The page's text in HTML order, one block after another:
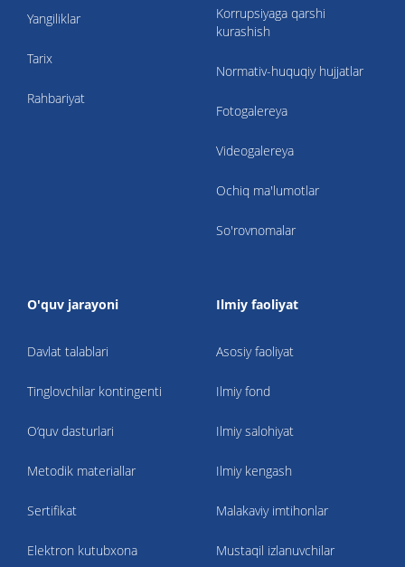
Yangiliklar
Tarix
Rahbariyat
Korrupsiyaga qarshi
kurashish
Normativ-huquqiy hujjatlar
Fotogalereya
Videogalereya
Ochiq ma'lumotlar
So'rovnomalar
O'quv jarayoni
Davlat talablari
Tinglovchilar kontingenti
O‘quv dasturlari
Metodik materiallar
Sertifikat
Elektron kutubxona
Ilmiy faoliyat
Asosiy faoliyat
Ilmiy fond
Ilmiy salohiyat
Ilmiy kengash
Malakaviy imtihonlar
Mustaqil izlanuvchilar